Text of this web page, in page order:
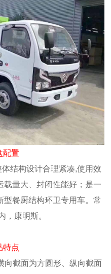
配置
结构设计合理紧凑,使用效
载量大、封闭性能好；是一
餐厨结构环卫专用车。常
，康明斯。
特点
向截面为方圆形、纵向截面